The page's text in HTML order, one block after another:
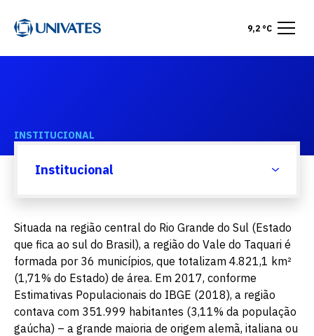
9,2 °C
INSTITUCIONAL
Situada na região central do Rio Grande do Sul (Estado
que fica ao sul do Brasil), a região do Vale do Taquari é
formada por 36 municípios, que totalizam 4.821,1 km²
(1,71% do Estado) de área. Em 2017, conforme
Estimativas Populacionais do IBGE (2018), a região
contava com 351.999 habitantes (3,11% da população
gaúcha) – a grande maioria de origem alemã, italiana ou
Institucional